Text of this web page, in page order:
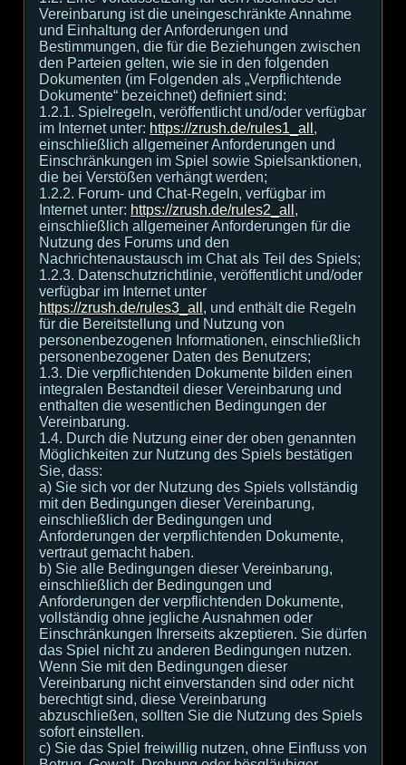
Vereinbarung ist die uneingeschränkte Annahme
und Einhaltung der Anforderungen und
Bestimmungen, die für die Beziehungen zwischen
den Parteien gelten, wie sie in den folgenden
Dokumenten (im Folgenden als „Verpflichtende
Dokumente“ bezeichnet) definiert sind:
1.2.1. Spielregeln, veröffentlicht und/oder verfügbar
im Internet unter: https://zrush.de/rules1_all ,
einschließlich allgemeiner Anforderungen und
Einschränkungen im Spiel sowie Spielsanktionen,
die bei Verstößen verhängt werden;
1.2.2. Forum- und Chat-Regeln, verfügbar im
Internet unter: https://zrush.de/rules2_all ,
einschließlich allgemeiner Anforderungen für die
Nutzung des Forums und den
Nachrichtenaustausch im Chat als Teil des Spiels;
1.2.3. Datenschutzrichtlinie, veröffentlicht und/oder
verfügbar im Internet unter
https://zrush.de/rules3_all , und enthält die Regeln
für die Bereitstellung und Nutzung von
personenbezogenen Informationen, einschließlich
personenbezogener Daten des Benutzers;
1.3. Die verpflichtenden Dokumente bilden einen
integralen Bestandteil dieser Vereinbarung und
enthalten die wesentlichen Bedingungen der
Vereinbarung.
1.4. Durch die Nutzung einer der oben genannten
Möglichkeiten zur Nutzung des Spiels bestätigen
Sie, dass:
а) Sie sich vor der Nutzung des Spiels vollständig
mit den Bedingungen dieser Vereinbarung,
einschließlich der Bedingungen und
Anforderungen der verpflichtenden Dokumente,
vertraut gemacht haben.
b) Sie alle Bedingungen dieser Vereinbarung,
einschließlich der Bedingungen und
Anforderungen der verpflichtenden Dokumente,
vollständig ohne jegliche Ausnahmen oder
Einschränkungen Ihrerseits akzeptieren. Sie dürfen
das Spiel nicht zu anderen Bedingungen nutzen.
Wenn Sie mit den Bedingungen dieser
Vereinbarung nicht einverstanden sind oder nicht
berechtigt sind, diese Vereinbarung
abzuschließen, sollten Sie die Nutzung des Spiels
sofort einstellen.
c) Sie das Spiel freiwillig nutzen, ohne Einfluss von